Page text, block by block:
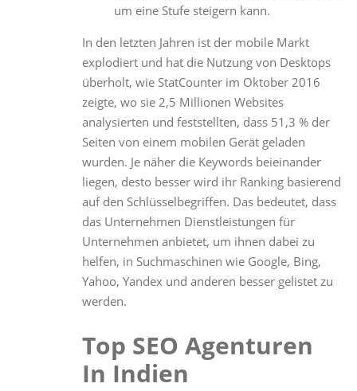
um eine Stufe steigern kann.
In den letzten Jahren ist der mobile Markt
explodiert und hat die Nutzung von Desktops
überholt, wie StatCounter im Oktober 2016
zeigte, wo sie 2,5 Millionen Websites
analysierten und feststellten, dass 51,3 % der
Seiten von einem mobilen Gerät geladen
wurden. Je näher die Keywords beieinander
liegen, desto besser wird ihr Ranking basierend
auf den Schlüsselbegriffen. Das bedeutet, dass
das Unternehmen Dienstleistungen für
Unternehmen anbietet, um ihnen dabei zu
helfen, in Suchmaschinen wie Google, Bing,
Yahoo, Yandex und anderen besser gelistet zu
werden.
Top SEO Agenturen
In Indien